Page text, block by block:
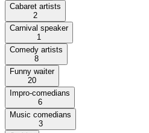
Cabaret artists
2
Carnival speaker
1
Comedy artists
8
Funny waiter
20
Impro-comedians
6
Music comedians
3